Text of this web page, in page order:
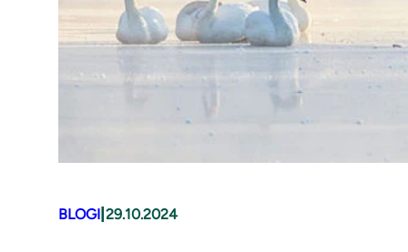
BLOGI 29.10.2024